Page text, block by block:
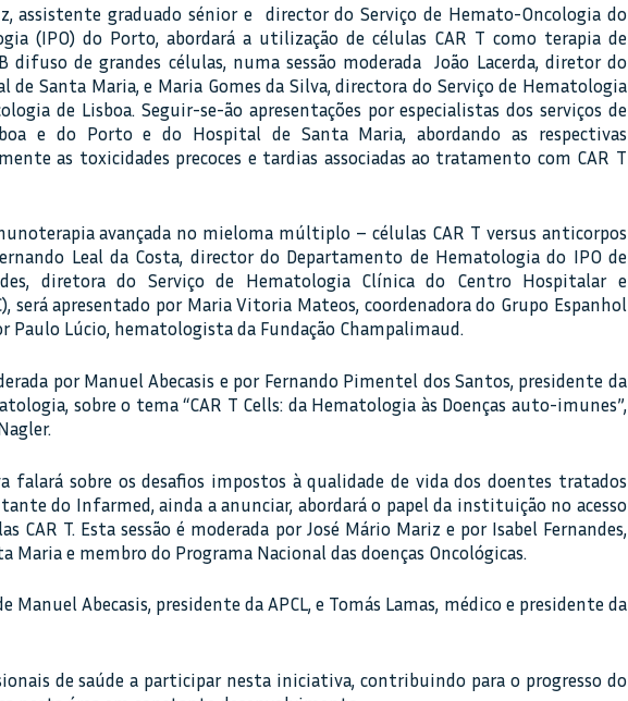
assistente graduado sénior e director do Serviço de Hemato-Oncologia do
(IPO) do Porto, abordará a utilização de células CAR T como terapia de
de grandes células, numa sessão moderada João Lacerda, diretor do
Santa Maria, e Maria Gomes da Silva, directora do Serviço de Hematologia
de Lisboa. Seguir-se-ão apresentações por especialistas dos serviços de
e do Porto e do Hospital de Santa Maria, abordando as respectivas
as toxicidades precoces e tardias associadas ao tratamento com CAR T
avançada no mieloma múltiplo – células CAR T versus anticorpos
Leal da Costa, director do Departamento de Hematologia do IPO de
diretora do Serviço de Hematologia Clínica do Centro Hospitalar e
será apresentado por Maria Vitoria Mateos, coordenadora do Grupo Espanhol
Paulo Lúcio, hematologista da Fundação Champalimaud.
por Manuel Abecasis e por Fernando Pimentel dos Santos, presidente da
sobre o tema “CAR T Cells: da Hematologia às Doenças auto-imunes”,
falará sobre os desafios impostos à qualidade de vida dos doentes tratados
do Infarmed, ainda a anunciar, abordará o papel da instituição no acesso
CAR T. Esta sessão é moderada por José Mário Mariz e por Isabel Fernandes,
e membro do Programa Nacional das doenças Oncológicas.
Manuel Abecasis, presidente da APCL, e Tomás Lamas, médico e presidente da
de saúde a participar nesta iniciativa, contribuindo para o progresso do